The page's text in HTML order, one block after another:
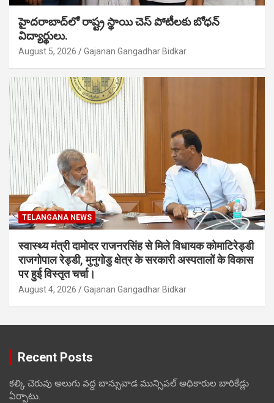
హైదరాబాద్‌లో రాష్ట్ర స్థాయి చెస్ పోటీలకు బోధన్
విద్యార్థులు.
August 5, 2026 Gajanan Gangadhar Bidkar
TELANGANA NEWS
स्वास्थ्य मंत्री दामोदर राजनरसिंह से मिले विधायक कोमाटिरेड्डी
राजगोपाल रेड्डी, मुनुगोडु क्षेत्र के सरकारी अस्पतालों के विकास
पर हुई विस्तृत चर्चा।
August 4, 2026 Gajanan Gangadhar Bidkar
Recent Posts
కల్కి చెరువు అలుగు వద్ద బాన్సువాడ మున్సిపల్ అధికారుల బారికేడ్లు
ఏర్పాటు.